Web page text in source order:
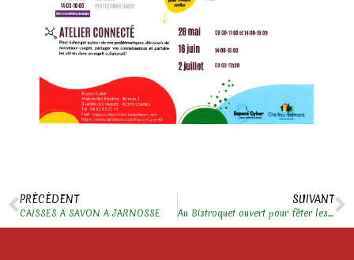
PRÉCÉDENT
CAISSES A SAVON A JARNOSSE
SUIVANT
Au Bistroquet ouvert pour fêter les mamans !